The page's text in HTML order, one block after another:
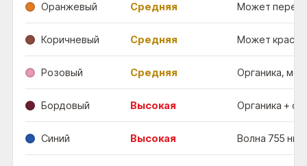
Оранжевый Средняя Может
Коричневый Средняя Может
Розовый Средняя Органика,
Бордовый Высокая Органика +
Синий Высокая Волна 755